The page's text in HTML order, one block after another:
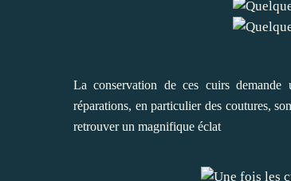
La conservation de ces cuirs demande
réparations, en particulier des coutures,
retrouver un magnifique éclat